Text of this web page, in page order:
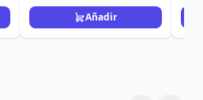
Añadir